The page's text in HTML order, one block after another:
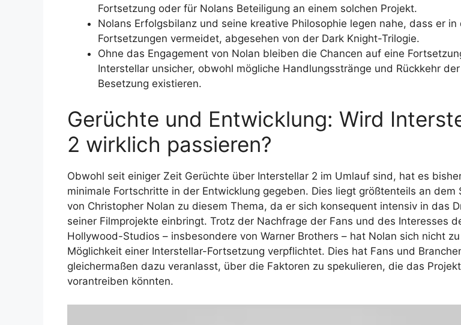
Fortsetzung oder für Nolans Beteiligung an einem solchen Projekt.
Nolans Erfolgsbilanz und seine kreative Philosophie legen nahe, dass er in
Fortsetzungen vermeidet, abgesehen von der Dark Knight-Trilogie.
Ohne das Engagement von Nolan bleiben die Chancen auf eine
Interstellar unsicher, obwohl mögliche Handlungsstränge und Rückkehr der
Besetzung existieren.
Gerüchte und Entwicklung: Wird
2 wirklich passieren?
Obwohl seit einiger Zeit Gerüchte über Interstellar 2 im Umlauf sind, hat es
minimale Fortschritte in der Entwicklung gegeben. Dies liegt größtenteils an dem
von Christopher Nolan zu diesem Thema, da er sich konsequent intensiv in das
seiner Filmprojekte einbringt. Trotz der Nachfrage der Fans und des Interesses
Hollywood-Studios – insbesondere von Warner Brothers – hat Nolan sich nicht
Möglichkeit einer Interstellar-Fortsetzung verpflichtet. Dies hat Fans und
gleichermaßen dazu veranlasst, über die Faktoren zu spekulieren, die das Projekt
vorantreiben könnten.